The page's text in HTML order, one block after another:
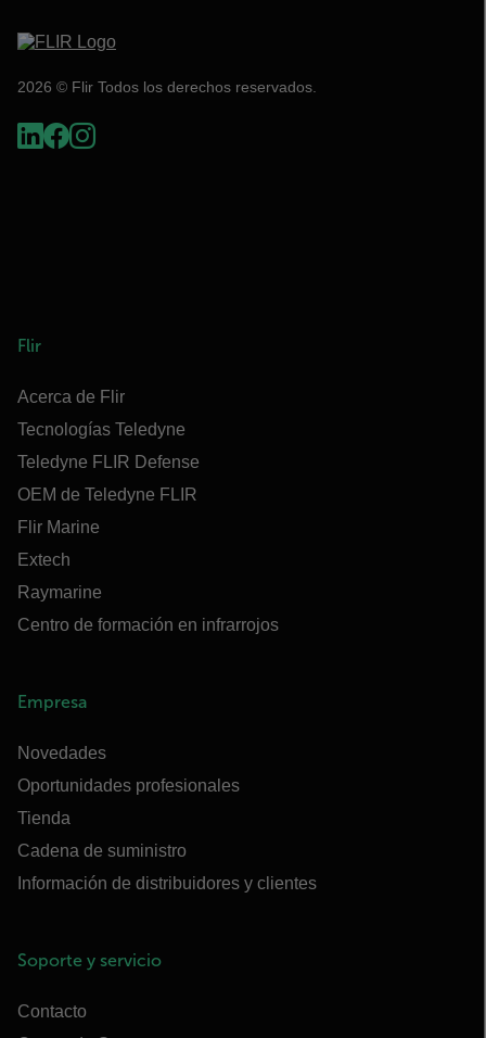
2026 © Flir Todos los derechos reservados.
Flir
Acerca de Flir
Tecnologías Teledyne
Teledyne FLIR Defense
OEM de Teledyne FLIR
Flir Marine
Extech
Raymarine
Centro de formación en infrarrojos
Empresa
Novedades
Oportunidades profesionales
Tienda
Cadena de suministro
Información de distribuidores y clientes
Soporte y servicio
Contacto